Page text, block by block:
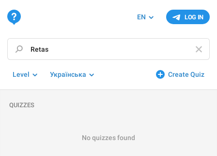
LOG IN
EN
Create Quiz
Level Українська
QUIZZES
No quizzes found